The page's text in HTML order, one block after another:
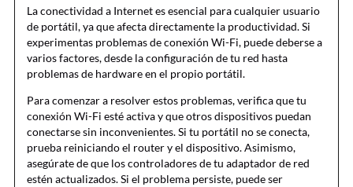
La conectividad a Internet es esencial para cualquier usuario
de portátil, ya que afecta directamente la productividad. Si
experimentas problemas de conexión Wi-Fi, puede deberse a
varios factores, desde la configuración de tu red hasta
problemas de hardware en el propio portátil.
Para comenzar a resolver estos problemas, verifica que tu
conexión Wi-Fi esté activa y que otros dispositivos puedan
conectarse sin inconvenientes. Si tu portátil no se conecta,
prueba reiniciando el router y el dispositivo. Asimismo,
asegúrate de que los controladores de tu adaptador de red
estén actualizados. Si el problema persiste, puede ser